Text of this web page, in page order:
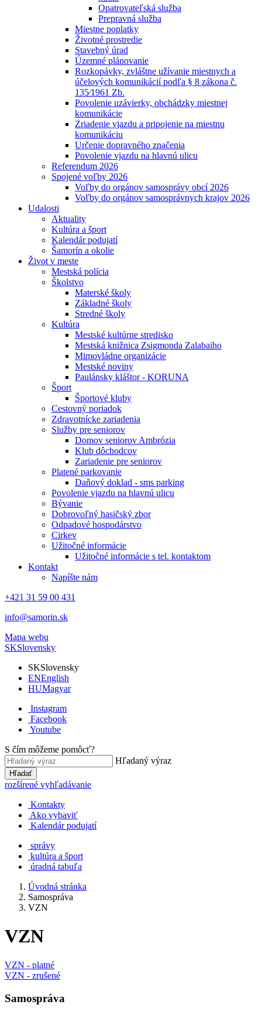
Opatrovateľská služba
Prepravná služba
Miestne poplatky
Životné prostredie
Stavebný úrad
Územné plánovanie
Rozkopávky, zvláštne užívanie miestnych a
účelových komunikácií podľa § 8 zákona č.
135⁄1961 Zb.
Povolenie uzávierky, obchádzky miestnej
komunikácie
Zriadenie vjazdu a pripojenie na miestnu
komunikáciu
Určenie dopravného značenia
Povolenie vjazdu na hlavnú ulicu
Referendum 2026
Spojené voľby 2026
Voľby do orgánov samosprávy obcí 2026
Voľby do orgánov samosprávnych krajov 2026
Udalosti
Aktuality
Kultúra a šport
Kalendár podujatí
Šamorín a okolie
Život v meste
Mestská polícia
Školstvo
Materské školy
Základné školy
Stredné školy
Kultúra
Mestské kultúrne stredisko
Mestská knižnica Zsigmonda Zalabaiho
Mimovládne organizácie
Mestské noviny
Paulánsky kláštor - KORUNA
Šport
Športové kluby
Cestovný poriadok
Zdravotnícke zariadenia
Služby pre seniorov
Domov seniorov Ambrózia
Klub dôchodcov
Zariadenie pre seniorov
Platené parkovanie
Daňový doklad - sms parking
Povolenie vjazdu na hlavnú ulicu
Bývanie
Dobrovoľný hasičský zbor
Odpadové hospodárstvo
Cirkev
Užitočné informácie
Užitočné informácie s tel. kontaktom
Kontakt
Napíšte nám
+421 31 59 00 431
info@samorin.sk
Mapa webu
SKSlovensky
SKSlovensky
ENEnglish
HUMagyar
Instagram
Facebook
Youtube
S čím môžeme pomôcť?
Hľadaný výraz
Hľadať
rozšírené vyhľadávanie
Kontakty
Ako vybaviť
Kalendár podujatí
správy
kultúra a šport
úradná tabuľa
Úvodná stránka
Samospráva
VZN
VZN
VZN - platné
VZN - zrušené
Samospráva